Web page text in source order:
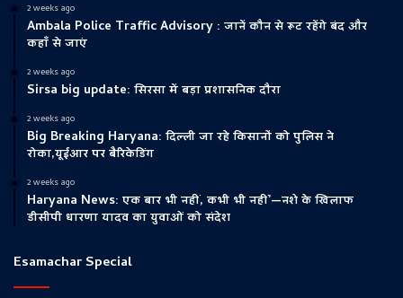
2 weeks ago
Ambala Police Traffic Advisory : जानें कौन से रूट रहेंगे बंद और
कहाँ से जाएं
2 weeks ago
Sirsa big update: सिरसा में बड़ा प्रशासनिक दौरा
2 weeks ago
Big Breaking Haryana: दिल्ली जा रहे किसानों को पुलिस ने
रोका,यूईआर पर बैरिकेडिंग
2 weeks ago
Haryana News: एक बार भी नहीं, कभी भी नहीं’—नशे के खिलाफ
डीसीपी धारणा यादव का युवाओं को संदेश
Esamachar Special